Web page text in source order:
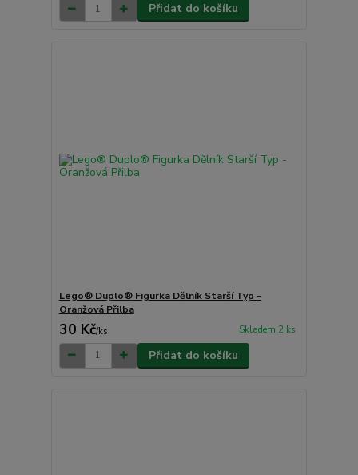
Přidat do košíku
Lego® Duplo® Figurka Dělník Starší Typ -
Oranžová Přilba
30 Kč/ks Skladem 2 ks
Přidat do košíku